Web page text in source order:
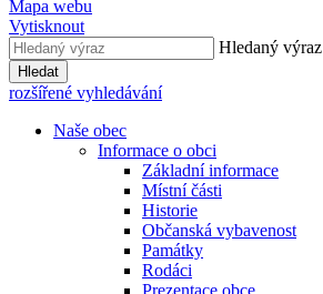
Mapa webu
Vytisknout
Hledaný výraz
Hledat
rozšířené vyhledávání
Naše obec
Informace o obci
Základní informace
Místní části
Historie
Občanská vybavenost
Památky
Rodáci
Prezentace obce